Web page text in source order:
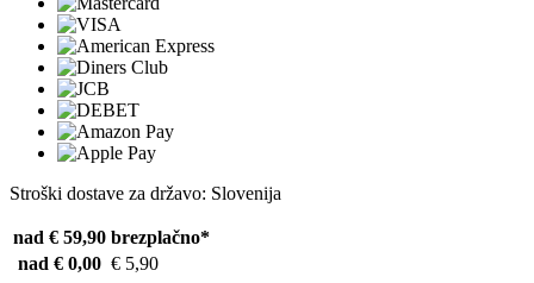
Stroški dostave za državo: Slovenija
nad € 59,90 brezplačno*
nad € 0,00 € 5,90